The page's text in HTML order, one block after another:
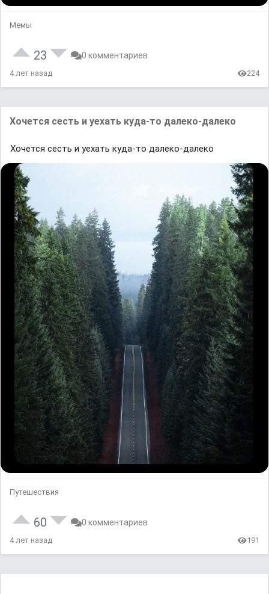
Мемы
23 0 комментариев
4 лет назад 224
Хочется сесть и уехать куда-то далеко-далеко
Хочется сесть и уехать куда-то далеко-далеко
Путешествия
60 0 комментариев
4 лет назад 191